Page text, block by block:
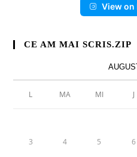
View on
CE AM MAI SCRIS.ZIP
L MA MI J
3 4 5 6